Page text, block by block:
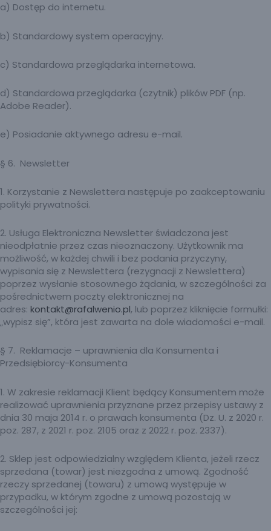
a) Dostęp do internetu.
b) Standardowy system operacyjny.
c) Standardowa przeglądarka internetowa.
d) Standardowa przeglądarka (czytnik) plików PDF (np.
Adobe Reader).
e) Posiadanie aktywnego adresu e-mail.
§ 6. Newsletter
1. Korzystanie z Newslettera następuje po zaakceptowaniu
polityki prywatności.
2. Usługa Elektroniczna Newsletter świadczona jest
nieodpłatnie przez czas nieoznaczony. Użytkownik ma
możliwość, w każdej chwili i bez podania przyczyny,
wypisania się z Newslettera (rezygnacji z Newslettera)
poprzez wysłanie stosownego żądania, w szczególności za
pośrednictwem poczty elektronicznej na
adres: kontakt@rafalwenio.pl, lub poprzez kliknięcie formułki:
„wypisz się”, która jest zawarta na dole wiadomości e-mail.
§ 7. Reklamacje – uprawnienia dla Konsumenta i
Przedsiębiorcy-Konsumenta
1. W zakresie reklamacji Klient będący Konsumentem może
realizować uprawnienia przyznane przez przepisy ustawy z
dnia 30 maja 2014 r. o prawach konsumenta (Dz. U. z 2020 r.
poz. 287, z 2021 r. poz. 2105 oraz z 2022 r. poz. 2337).
2. Sklep jest odpowiedzialny względem Klienta, jeżeli rzecz
sprzedana (towar) jest niezgodna z umową. Zgodność
rzeczy sprzedanej (towaru) z umową występuje w
przypadku, w którym zgodne z umową pozostają w
szczególności jej: